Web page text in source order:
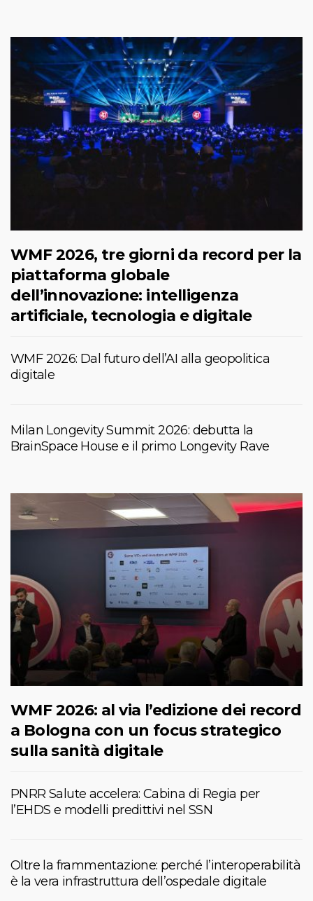
WMF 2026, tre giorni da record per la
piattaforma globale
dell’innovazione: intelligenza
artificiale, tecnologia e digitale
WMF 2026: Dal futuro dell’AI alla geopolitica
digitale
Milan Longevity Summit 2026: debutta la
BrainSpace House e il primo Longevity Rave
WMF 2026: al via l’edizione dei record
a Bologna con un focus strategico
sulla sanità digitale
PNRR Salute accelera: Cabina di Regia per
l’EHDS e modelli predittivi nel SSN
Oltre la frammentazione: perché l’interoperabilità
è la vera infrastruttura dell’ospedale digitale